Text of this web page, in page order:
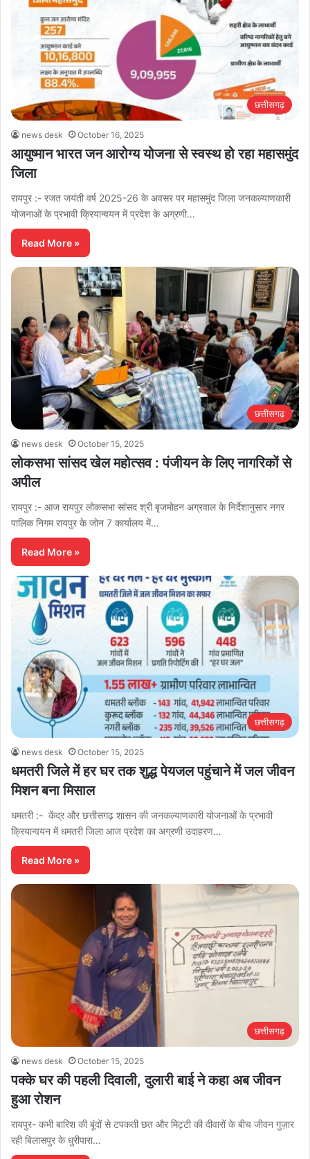
छत्तीसगढ़
news desk October 16, 2025
आयुष्मान भारत जन आरोग्य योजना से स्वस्थ हो रहा महासमुंद
जिला
रायपुर :- रजत जयंती वर्ष 2025-26 के अवसर पर महासमुंद जिला जनकल्याणकारी
योजनाओं के प्रभावी क्रियान्वयन में प्रदेश के अग्रणी…
Read More »
छत्तीसगढ़
news desk October 15, 2025
लोकसभा सांसद खेल महोत्सव : पंजीयन के लिए नागरिकों से
अपील
रायपुर :- आज रायपुर लोकसभा सांसद श्री बृजमोहन अग्रवाल के निर्देशानुसार नगर
पालिक निगम रायपुर के जोन 7 कार्यालय में…
Read More »
छत्तीसगढ़
news desk October 15, 2025
धमतरी जिले में हर घर तक शुद्ध पेयजल पहुंचाने में जल जीवन
मिशन बना मिसाल
धमतरी :- केंद्र और छत्तीसगढ़ शासन की जनकल्याणकारी योजनाओं के प्रभावी
क्रियान्वयन में धमतरी जिला आज प्रदेश का अग्रणी उदाहरण…
Read More »
छत्तीसगढ़
news desk October 15, 2025
पक्के घर की पहली दिवाली, दुलारी बाई ने कहा अब जीवन
हुआ रोशन
रायपुर- कभी बारिश की बूंदों से टपकती छत और मिट्टी की दीवारों के बीच जीवन गुज़ार
रही बिलासपुर के धुरीपारा…